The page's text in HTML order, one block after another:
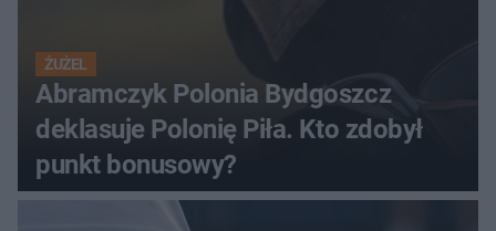
ŻUŻEL
Abramczyk Polonia Bydgoszcz
deklasuje Polonię Piła. Kto zdobył
punkt bonusowy?